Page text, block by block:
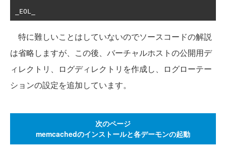
_EOL_
特に難しいことはしていないのでソースコードの解説
は省略しますが、この後、バーチャルホストの公開用デ
ィレクトリ、ログディレクトリを作成し、ログローテー
ションの設定を追加しています。
次のページ
memcachedのインストールと各デーモンの起動